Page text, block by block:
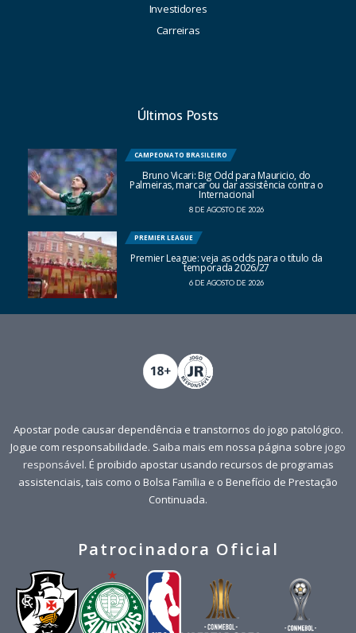
Investidores
Carreiras
Últimos Posts
CAMPEONATO BRASILEIRO
Bruno Vicari: Big Odd para Mauricio, do
Palmeiras, marcar ou dar assistência contra o
Internacional
8 DE AGOSTO DE 2026
PREMIER LEAGUE
Premier League: veja as odds para o título da
temporada 2026/27
6 DE AGOSTO DE 2026
Apostar pode causar dependência e transtornos do jogo patológico.
Jogue com responsabilidade. Saiba mais em nossa página sobre jogo
responsável. É proibido apostar usando recursos de programas
assistenciais, tais como o Bolsa Família e o Benefício de Prestação
Continuada.
Patrocinadora Oficial